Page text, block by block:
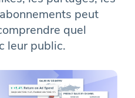
peut
quel
leur public.